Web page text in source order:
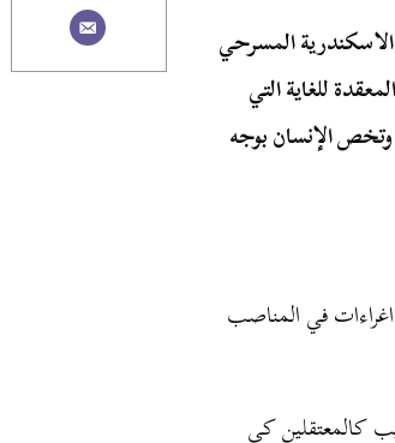
المسرحي
للغاية التي
الإنسان بوجه
في المناصب
كالمعتقلين كي